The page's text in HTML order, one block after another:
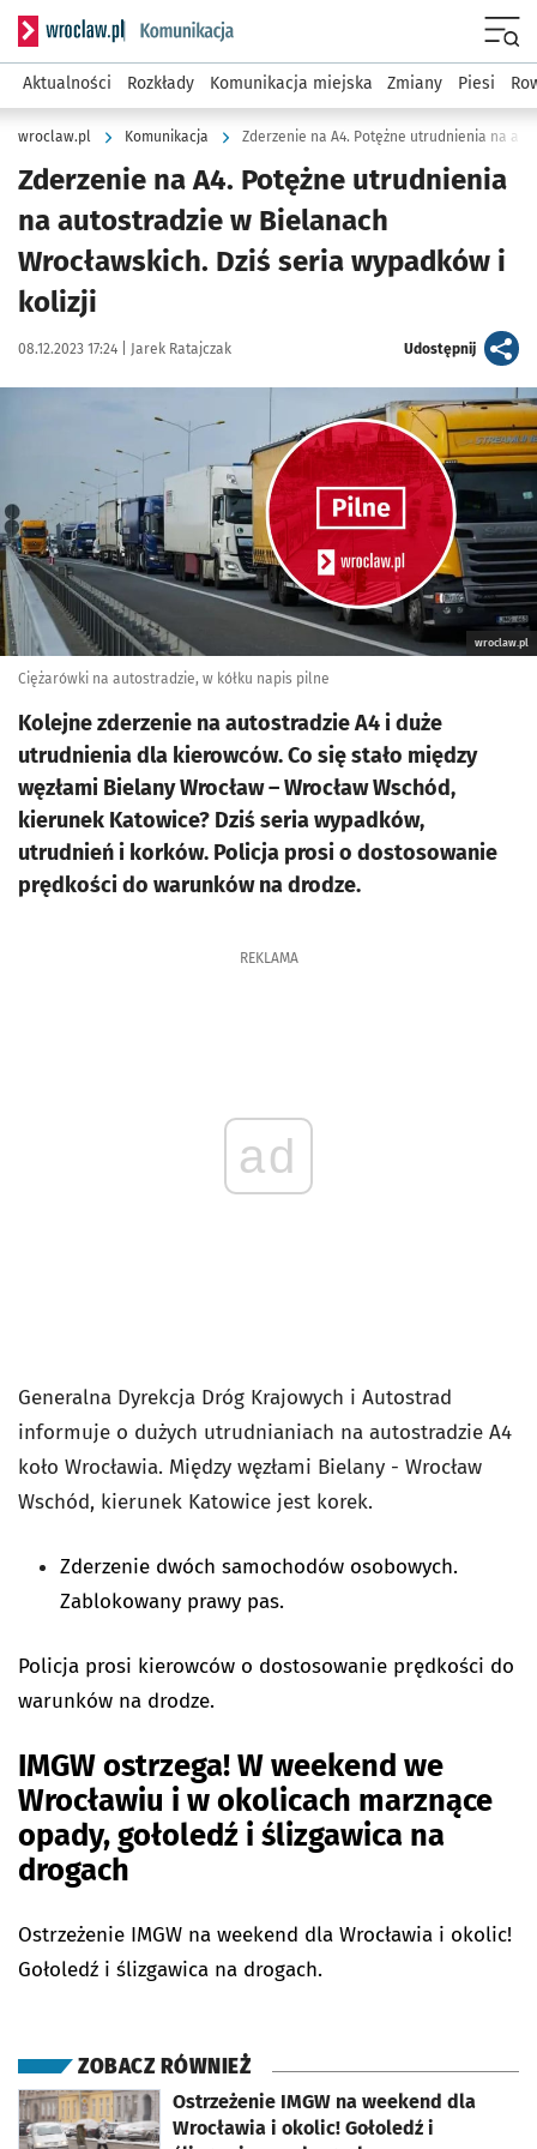
Serwis informacyjny wroclaw.pl podserwis: Komunikacja
Aktualności Rozkłady Komunikacja miejska Zmiany Piesi
wroclaw.pl Komunikacja
Zderzenie na A4. Potężne utrudnienia
na autostradzie w Bielanach
Wrocławskich. Dziś seria wypadków i
kolizji
Data publikacji:
08.12.2023 17:24 | Autor:
Jarek Ratajczak Udostępnijartykuł
wroclaw.pl
Ciężarówki na autostradzie, w kółku napis pilne
Kolejne zderzenie na autostradzie A4 i duże
utrudnienia dla kierowców. Co się stało między
węzłami Bielany Wrocław – Wrocław Wschód,
kierunek Katowice? Dziś seria wypadków,
utrudnień i korków. Policja prosi o dostosowanie
prędkości do warunków na drodze.
REKLAMA
ad
Generalna Dyrekcja Dróg Krajowych i Autostrad
informuje o dużych utrudnianiach na autostradzie A4
koło Wrocławia. Między węzłami Bielany - Wrocław
Wschód, kierunek Katowice jest korek.
Zderzenie dwóch samochodów osobowych.
Zablokowany prawy pas.
Policja prosi kierowców o dostosowanie prędkości do
warunków na drodze.
IMGW ostrzega! W weekend we
Wrocławiu i w okolicach marznące
opady, gołoledź i ślizgawica na
drogach
Ostrzeżenie IMGW na weekend dla Wrocławia i okolic!
Gołoledź i ślizgawica na drogach.
ZOBACZ RÓWNIEŻ
Ostrzeżenie IMGW na weekend dla
Wrocławia i okolic! Gołoledź i
otworzy się w nowej karcie